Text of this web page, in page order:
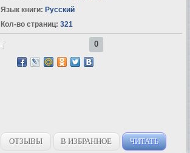
Язык книги: Русский
Кол-во страниц: 321
0
ОТЗЫВЫ В ИЗБРАННОЕ ЧИТАТЬ